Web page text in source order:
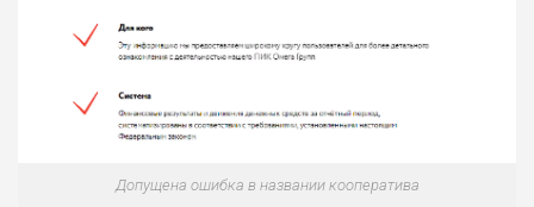
РИСКИ: СРЕДНИЕ
ДОХОД: ВЫСОКИЙ
Допущена ошибка в названии кооператива